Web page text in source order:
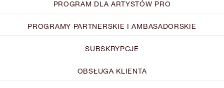
PROGRAM DLA ARTYSTÓW PRO
PROGRAMY PARTNERSKIE I AMBASADORSKIE
SUBSKRYPCJE
OBSŁUGA KLIENTA